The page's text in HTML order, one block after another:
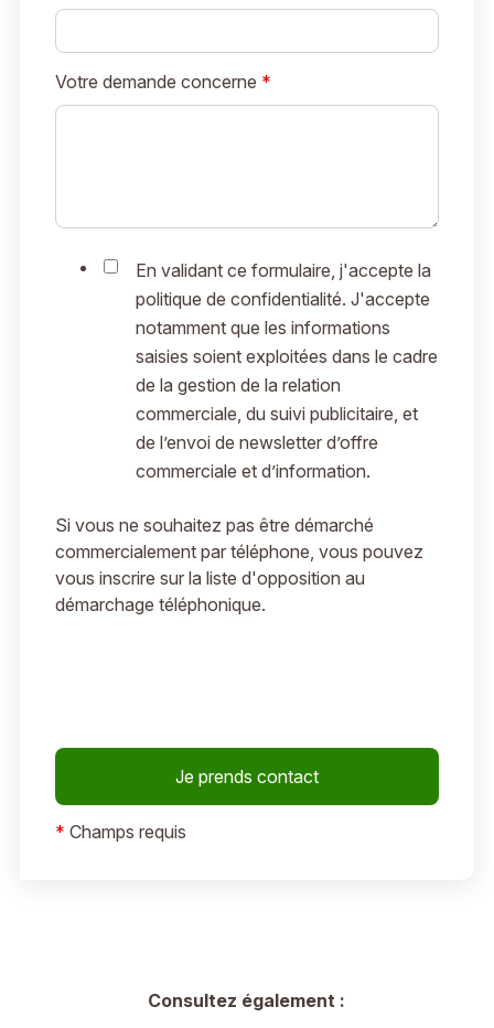
Votre demande concerne *
En validant ce formulaire, j'accepte la
politique de confidentialité. J'accepte
notamment que les informations
saisies soient exploitées dans le cadre
de la gestion de la relation
commerciale, du suivi publicitaire, et
de l’envoi de newsletter d’offre
commerciale et d’information.
Si vous ne souhaitez pas être démarché
commercialement par téléphone, vous pouvez
vous inscrire sur la liste d'opposition au
démarchage téléphonique.
* Champs requis
Consultez également :